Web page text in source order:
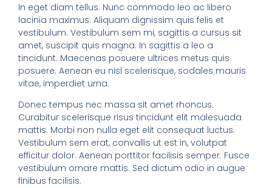
In eget diam tellus. Nunc commodo leo ac libero
lacinia maximus. Aliquam dignissim quis felis et
vestibulum. Vestibulum sem mi, sagittis a cursus sit
amet, suscipit quis magna. In sagittis a leo a
tincidunt. Maecenas posuere ultrices metus quis
posuere. Aenean eu nisl scelerisque, sodales mauris
vitae, imperdiet urna.
Donec tempus nec massa sit amet rhoncus.
Curabitur scelerisque risus tincidunt elit malesuada
mattis. Morbi non nulla eget elit consequat luctus.
Vestibulum sem erat, convallis ut est in, volutpat
efficitur dolor. Aenean porttitor facilisis semper. Fusce
vestibulum ornare mattis. Sed dictum odio in augue
finibus facilisis.